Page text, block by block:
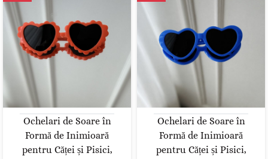
Ochelari de Soare în
Formă de Inimioară
pentru Căței și Pisici,
Ochelari de Soare în
Formă de Inimioară
pentru Căței și Pisici,